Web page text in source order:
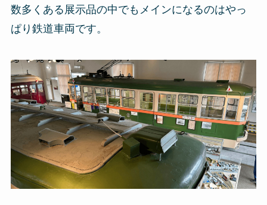
数多くある展示品の中でもメインになるのはやっ
ぱり鉄道車両です。